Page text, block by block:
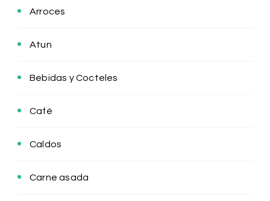
Arroces
Atun
Bebidas y Cocteles
Café
Caldos
Carne asada